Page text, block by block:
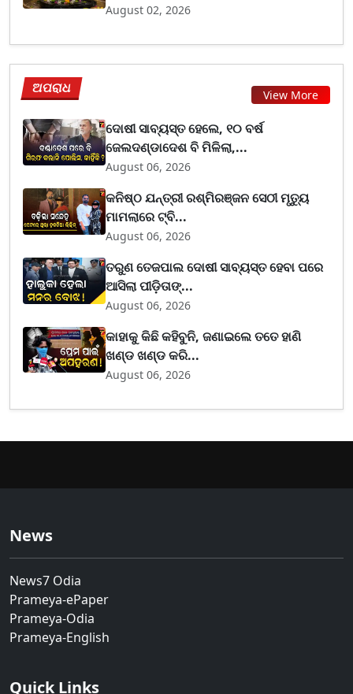
August 02, 2026
ଅପରାଧ View More
ଦୋଷୀ ସାବ୍ୟସ୍ତ ହେଲେ, ୧୦ ବର୍ଷ
ଜେଲଦଣ୍ଡାଦେଶ ବି ମିଳିଲା,...
August 06, 2026
କନିଷ୍ଠ ଯନ୍ତ୍ରୀ ରଶ୍ମିରଞ୍ଜନ ସେଠୀ ମୃତ୍ୟୁ
ମାମଲାରେ ଟ୍ବି...
August 06, 2026
ତରୁଣ ତେଜପାଲ ଦୋଷୀ ସାବ୍ୟସ୍ତ ହେବା ପରେ
ଆସିଲା ପୀଡ଼ିତାଙ୍...
August 06, 2026
କାହାକୁ କିଛି କହିବୁନି, ଜଣାଇଲେ ତତେ ହାଣି
ଖଣ୍ଡ ଖଣ୍ଡ କରି...
August 06, 2026
News
News7 Odia
Prameya-ePaper
Prameya-Odia
Prameya-English
Quick Links